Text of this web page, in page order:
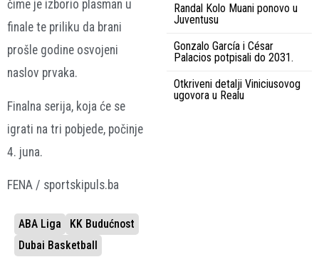
čime je izborio plasman u
finale te priliku da brani
prošle godine osvojeni
naslov prvaka.
Finalna serija, koja će se
igrati na tri pobjede, počinje
4. juna.
FENA / sportskipuls.ba
ABA Liga
KK Budućnost
Dubai Basketball
Randal Kolo Muani ponovo u
Juventusu
Gonzalo García i César
Palacios potpisali do 2031.
Otkriveni detalji Viniciusovog
ugovora u Realu